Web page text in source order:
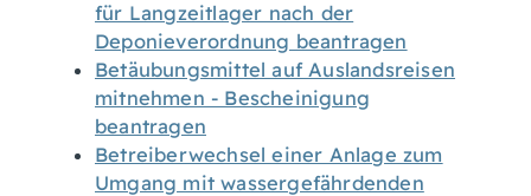
für Langzeitlager nach der
Deponieverordnung beantragen
Betäubungsmittel auf Auslandsreisen
mitnehmen - Bescheinigung
beantragen
Betreiberwechsel einer Anlage zum
Umgang mit wassergefährdenden